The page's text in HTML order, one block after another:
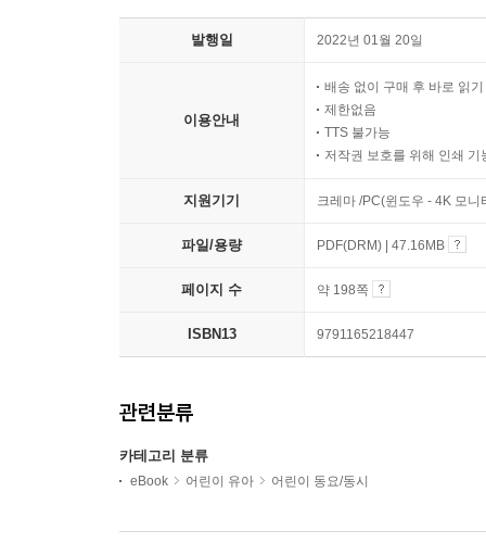
발행일 2022년 01월 20일
이용안내
배송 없이 구매 후 바로 읽기
제한없음
TTS 불가능
저작권 보호를 위해 인쇄 기
지원기기 크레마 /PC(윈도우 - 4K 모
파일/용량 PDF(DRM) | 47.16MB
페이지 수 약 198쪽
ISBN13 9791165218447
관련분류
카테고리 분류
eBook 어린이 유아 어린이 동요/동시